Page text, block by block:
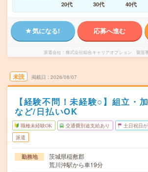
20代
30代 40代
気になる! 応募へ進む
派遣会社 株式会社綜合キャリアオプション 製造事
未読 掲載日 2026/08/07
【経験不問！未経験○】組立・
など/日払いOK
職種未経験OK 交通費別途支給あり 土日祝日
派遣
勤務地
茨城県稲敷郡
荒川沖駅から車19分